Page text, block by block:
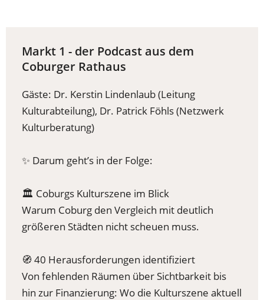
Markt 1 - der Podcast aus dem
Coburger Rathaus
Gäste: Dr. Kerstin Lindenlaub (Leitung
Kulturabteilung), Dr. Patrick Föhls (Netzwerk
Kulturberatung)
✨ Darum geht’s in der Folge:
🏛️ Coburgs Kulturszene im Blick
Warum Coburg den Vergleich mit deutlich
größeren Städten nicht scheuen muss.
🧭 40 Herausforderungen identifiziert
Von fehlenden Räumen über Sichtbarkeit bis
hin zur Finanzierung: Wo die Kulturszene aktuell